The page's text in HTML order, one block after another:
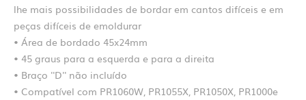
lhe mais possibilidades de bordar em cantos difíceis e em
peças difíceis de emoldurar
• Área de bordado 45x24mm
• 45 graus para a esquerda e para a direita
• Braço ''D'' não incluído
• Compatível com PR1060W, PR1055X, PR1050X, PR1000e